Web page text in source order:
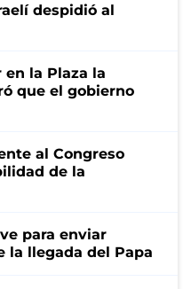
despidió al
la Plaza la
que el gobierno
al Congreso
de la
para enviar
la llegada del Papa